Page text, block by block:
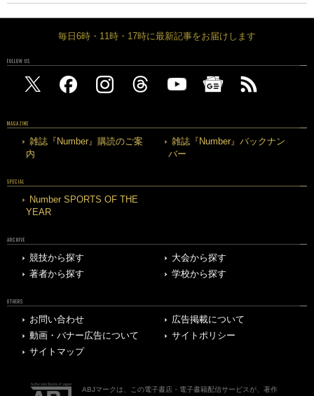
毎日6時・11時・17時に最新記事をお届けします
FOLLOW US
MAGAZINE
雑誌『Number』購読のご案
内
雑誌『Number』バックナン
バー
SPECIAL
Number SPORTS OF THE
YEAR
ARCHIVE
競技から探す
大会から探す
著者から探す
学校から探す
OTHERS
お問い合わせ
広告掲載について
動画・バナー広告について
サイトポリシー
サイトマップ
ABJマークは、この電子書店・電子書籍配信サービスが、著作